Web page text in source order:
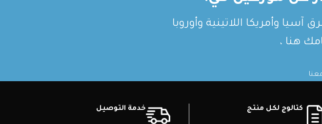
وأمريكا اللاتينية وأوروبا
هنا ،
كتالوج لكل منتج خدمة التوصيل